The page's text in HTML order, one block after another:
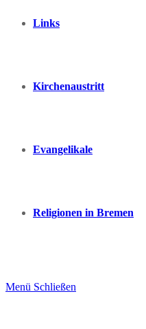
Links
Kirchenaustritt
Evangelikale
Religionen in Bremen
Menü Schließen